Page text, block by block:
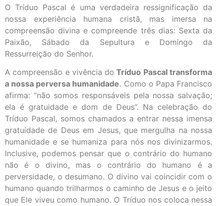
O Tríduo Pascal é uma verdadeira ressignificação da
nossa experiência humana cristã, mas imersa na
compreensão divina e compreende três dias: Sexta da
Paixão, Sábado da Sepultura e Domingo da
Ressurreição do Senhor.
A compreensão e vivência do Tríduo Pascal transforma
a nossa perversa humanidade. Como o Papa Francisco
afirma: “não somos responsáveis pela nossa salvação;
ela é gratuidade e dom de Deus”. Na celebração do
Tríduo Pascal, somos chamados a entrar nessa imensa
gratuidade de Deus em Jesus, que mergulha na nossa
humanidade e se humaniza para nós nos divinizarmos.
Inclusive, podemos pensar que o contrário do humano
não é o divino, mas o contrário do humano é a
perversidade, o desumano. O divino vai coincidir com o
humano quando trilharmos o caminho de Jesus e o jeito
que Ele viveu como humano. O Tríduo nos coloca nessa